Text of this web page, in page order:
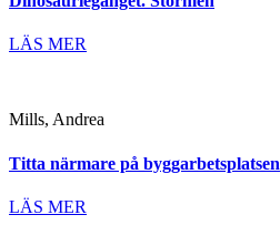
LÄS MER
Mills, Andrea
Titta närmare på byggarbetsplatsen
LÄS MER